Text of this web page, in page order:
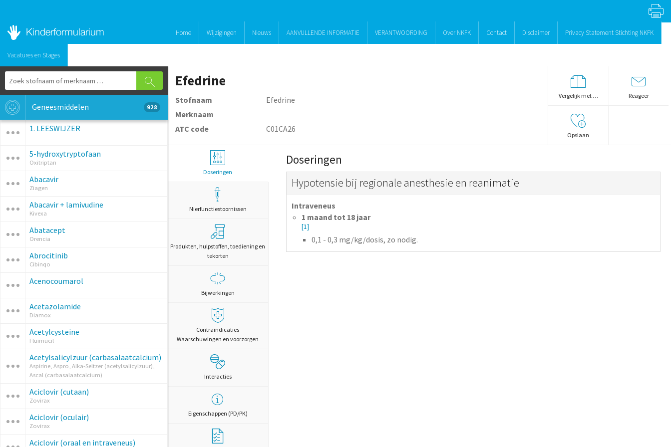
Home Wijzigingen Nieuws AANVULLENDE INFORMATIE VERANTWOORDING Over NKFK Contact Disclaimer Privacy Statement Stichting NKFK
Vacatures en Stages
Geneesmiddelen 928
1. LEESWIJZER
5-hydroxytryptofaan
Oxitriptan
Abacavir
Ziagen
Abacavir + lamivudine
Kivexa
Abatacept
Orencia
Abrocitinib
Cibinqo
Acenocoumarol
Acetazolamide
Diamox
Acetylcysteine
Fluimucil
Acetylsalicylzuur (carbasalaatcalcium)
Aspirine, Aspro, Alka-Seltzer (acetylsalicylzuur),
Ascal (carbasalaatcalcium)
Aciclovir (cutaan)
Zovirax
Aciclovir (oculair)
Zovirax
Aciclovir (oraal en intraveneus)
Efedrine
Stofnaam
Efedrine
Merknaam
ATC code
C01CA26
Vergelijk met … Reageer
Opslaan
Doseringen
Nierfunctiestoornissen
Produkten, hulpstoffen, toediening en
tekorten
Bijwerkingen
Contraindicaties
Waarschuwingen en voorzorgen
Interacties
Eigenschappen (PD/PK)
Doseringen
Hypotensie bij regionale anesthesie en reanimatie
Intraveneus
1 maand tot 18 jaar
[1]
0,1 - 0,3 mg/kg/dosis, zo nodig.